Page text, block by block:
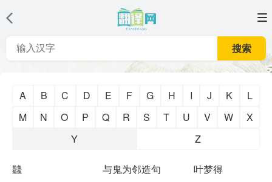
搜索
A B C D E F G H I J K
L
M
N O P Q R S T U V W
X
Y
Z
䲜
与鬼为邻造句
叶梦得